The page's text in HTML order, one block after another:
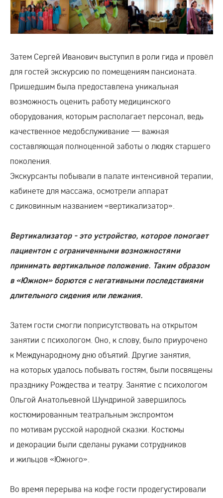
Затем Сергей Иванович выступил в роли гида и провёл
для гостей экскурсию по помещениям пансионата.
Пришедшим была предоставлена уникальная
возможность оценить работу медицинского
оборудования, которым располагает персонал, ведь
качественное медобслуживание — важная
составляющая полноценной заботы о людях старшего
поколения.
Экскурсанты побывали в палате интенсивной терапии,
кабинете для массажа, осмотрели аппарат
с диковинным названием «вертикализатор».
Вертикализатор - это устройство, которое помогает
пациентом с ограниченными возможностями
принимать вертикальное положение. Таким образом
в «Южном» борются с негативными последствиями
длительного сидения или лежания.
Затем гости смогли поприсутствовать на открытом
занятии с психологом. Оно, к слову, было приурочено
к Международному дню объятий. Другие занятия,
на которых удалось побывать гостям, были посвящены
празднику Рождества и театру. Занятие с психологом
Ольгой Анатольевной Шундриной завершилось
костюмированным театральным экспромтом
по мотивам русской народной сказки. Костюмы
и декорации были сделаны руками сотрудников
и жильцов «Южного».
Во время перерыва на кофе гости продегустировали